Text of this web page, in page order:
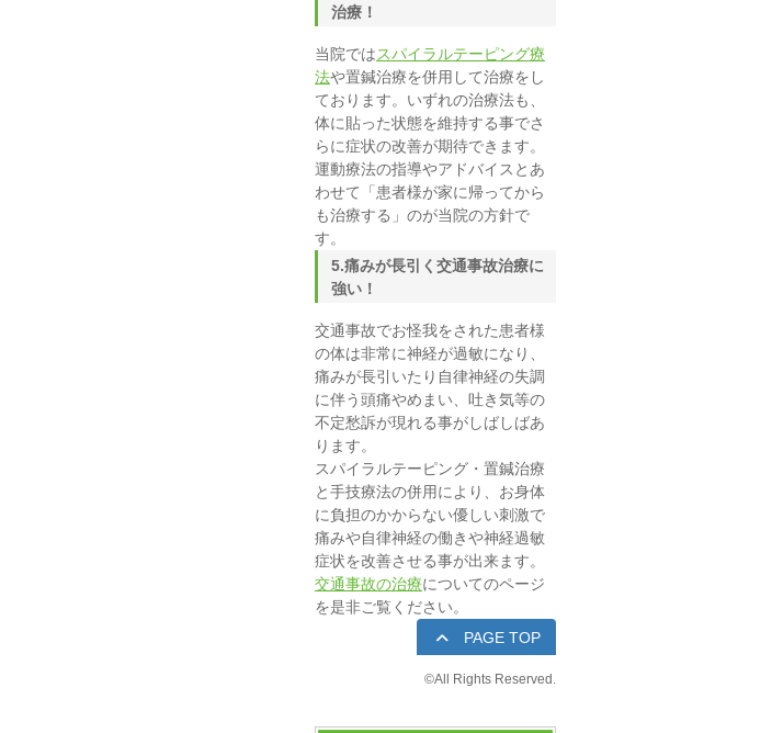
治療！
当院ではスパイラルテーピング療
法や置鍼治療を併用して治療をし
ております。いずれの治療法も、
体に貼った状態を維持する事でさ
らに症状の改善が期待できます。
運動療法の指導やアドバイスとあ
わせて「患者様が家に帰ってから
も治療する」のが当院の方針で
す。
5.痛みが長引く交通事故治療に
強い！
交通事故でお怪我をされた患者様
の体は非常に神経が過敏になり、
痛みが長引いたり自律神経の失調
に伴う頭痛やめまい、吐き気等の
不定愁訴が現れる事がしばしばあ
ります。
スパイラルテーピング・置鍼治療
と手技療法の併用により、お身体
に負担のかからない優しい刺激で
痛みや自律神経の働きや神経過敏
症状を改善させる事が出来ます。
交通事故の治療についてのページ
を是非ご覧ください。
PAGE TOP
©All Rights Reserved.